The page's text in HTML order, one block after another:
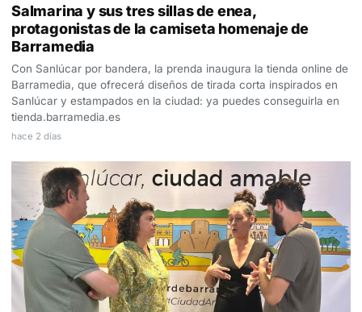
Salmarina y sus tres sillas de enea,
protagonistas de la camiseta homenaje de
Barramedia
Con Sanlúcar por bandera, la prenda inaugura la tienda online de
Barramedia, que ofrecerá diseños de tirada corta inspirados en
Sanlúcar y estampados en la ciudad: ya puedes conseguirla en
tienda.barramedia.es
hace 2 días